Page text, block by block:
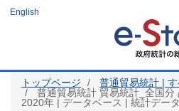
ツ
English
トップページ
普通貿易統計 |
普通貿易統計 貿易統計_全国分
2020年 | データベース | 統計デー